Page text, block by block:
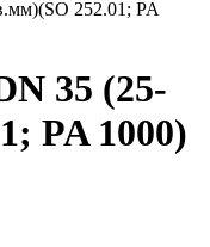
252.01; PA
35 (25-
PA 1000)